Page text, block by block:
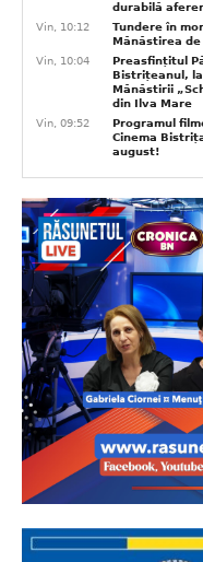
durabilă
Vin, 10:12
Tundere în
Mănăstirea de
Vin, 10:04
Preasfințitul
Bistrițeanul, la
Mănăstirii
din Ilva Mare
Vin, 09:52
Programul
Cinema
august!